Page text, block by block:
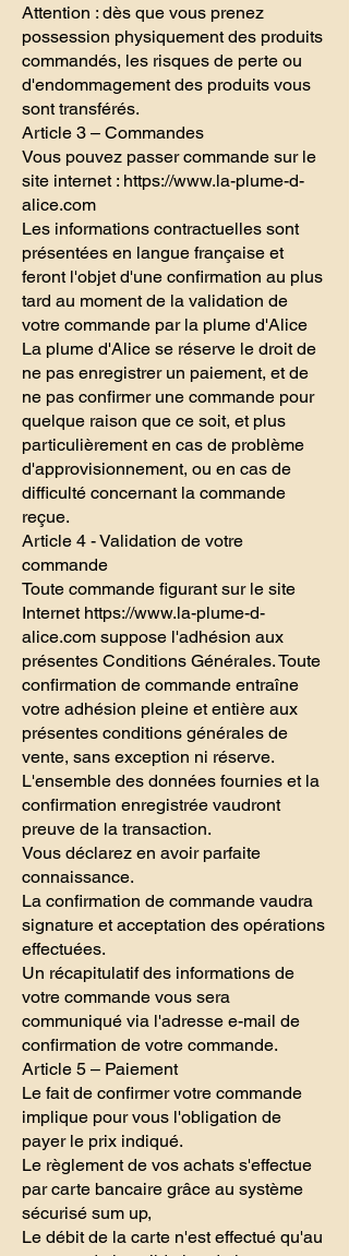
Attention : dès que vous prenez
possession physiquement des produits
commandés, les risques de perte ou
d'endommagement des produits vous
sont transférés.
Article 3 – Commandes
Vous pouvez passer commande sur le
site internet : https://www.la-plume-d-
alice.com
Les informations contractuelles sont
présentées en langue française et
feront l'objet d'une confirmation au plus
tard au moment de la validation de
votre commande par la plume d'Alice
La plume d'Alice se réserve le droit de
ne pas enregistrer un paiement, et de
ne pas confirmer une commande pour
quelque raison que ce soit, et plus
particulièrement en cas de problème
d'approvisionnement, ou en cas de
difficulté concernant la commande
reçue.
Article 4 - Validation de votre
commande
Toute commande figurant sur le site
Internet https://www.la-plume-d-
alice.com suppose l'adhésion aux
présentes Conditions Générales. Toute
confirmation de commande entraîne
votre adhésion pleine et entière aux
présentes conditions générales de
vente, sans exception ni réserve.
L'ensemble des données fournies et la
confirmation enregistrée vaudront
preuve de la transaction.
Vous déclarez en avoir parfaite
connaissance.
La confirmation de commande vaudra
signature et acceptation des opérations
effectuées.
Un récapitulatif des informations de
votre commande vous sera
communiqué via l'adresse e-mail de
confirmation de votre commande.
Article 5 – Paiement
Le fait de confirmer votre commande
implique pour vous l'obligation de
payer le prix indiqué.
Le règlement de vos achats s'effectue
par carte bancaire grâce au système
sécurisé sum up,
Le débit de la carte n'est effectué qu'au